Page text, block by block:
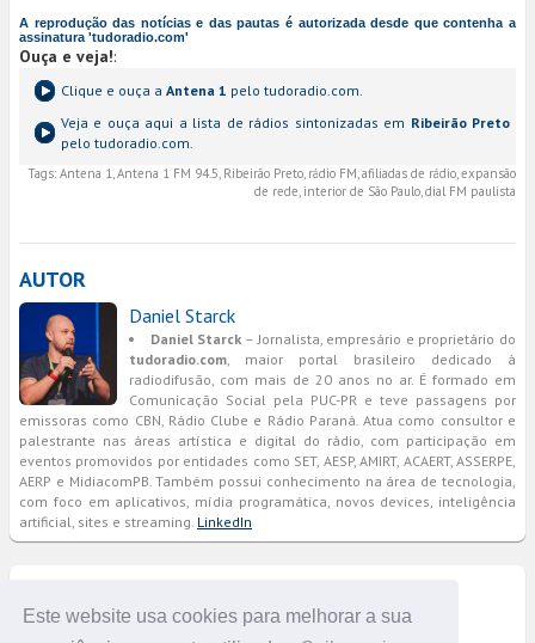
Este website usa cookies para melhorar a sua
A reprodução das notícias e das pautas é autorizada desde que contenha a
assinatura 'tudoradio.com'
Ouça e veja!:
Clique e ouça a Antena 1 pelo tudoradio.com.
Veja e ouça aqui a lista de rádios sintonizadas em Ribeirão Preto
pelo tudoradio.com.
Tags: Antena 1, Antena 1 FM 94.5, Ribeirão Preto, rádio FM, afiliadas de rádio, expansão
de rede, interior de São Paulo, dial FM paulista
AUTOR
Daniel Starck
Daniel Starck – Jornalista, empresário e proprietário do
tudoradio.com , maior portal brasileiro dedicado à
radiodifusão, com mais de 20 anos no ar. É formado em
Comunicação Social pela PUC-PR e teve passagens por
emissoras como CBN, Rádio Clube e Rádio Paraná. Atua como consultor e
palestrante nas áreas artística e digital do rádio, com participação em
eventos promovidos por entidades como SET, AESP, AMIRT, ACAERT, ASSERPE,
AERP e MidiacomPB. Também possui conhecimento na área de tecnologia,
com foco em aplicativos, mídia programática, novos devices, inteligência
artificial, sites e streaming. LinkedIn